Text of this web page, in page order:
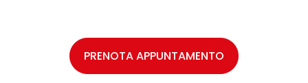
SHOWROOM
PRENOTA APPUNTAMENTO